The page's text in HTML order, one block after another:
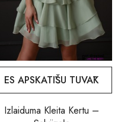
ES APSKATĪŠU TUVĀK
Izlaiduma Kleita Kertu –